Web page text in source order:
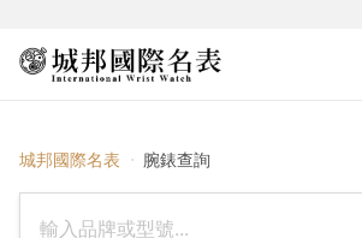
城邦國際名表 腕錶查詢